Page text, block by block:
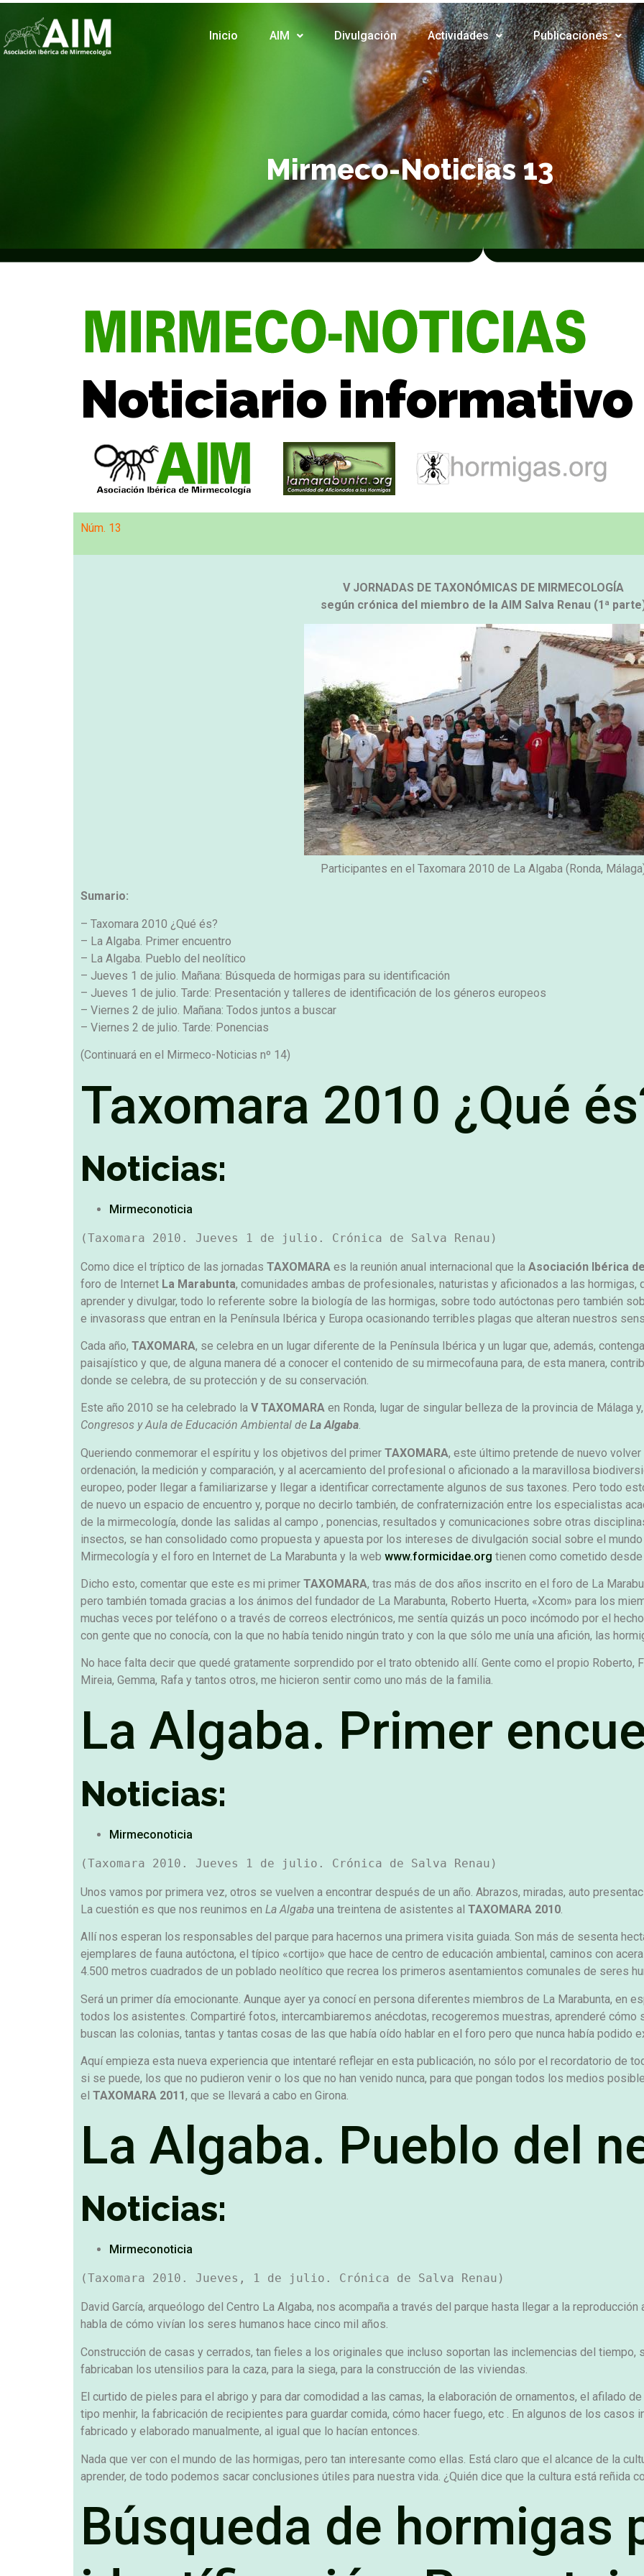
Inicio AIM Divulgación Actividades Publicaciones
Mirmeco-Noticias 13
Noticiario informativo
Núm. 13
V JORNADAS DE TAXONÓMICAS DE MIRMECOLOGÍA
según crónica del miembro de la AIM Salva Renau (1ª
Participantes en el Taxomara 2010 de La Algaba (Ronda,
Sumario:
– Taxomara 2010 ¿Qué és?
– La Algaba. Primer encuentro
– La Algaba. Pueblo del neolítico
– Jueves 1 de julio. Mañana: Búsqueda de hormigas para su identificación
– Jueves 1 de julio. Tarde: Presentación y talleres de identificación de los géneros europeos
– Viernes 2 de julio. Mañana: Todos juntos a buscar
– Viernes 2 de julio. Tarde: Ponencias
(Continuará en el Mirmeco-Noticias nº 14)
Taxomara 2010 ¿Qué
Noticias:
Mirmeconoticia
Como dice el tríptico de las jornadas TAXOMARA es la reunión anual internacional que la Asociación Ibérica
foro de Internet La Marabunta, comunidades ambas de profesionales, naturistas y aficionados a las hormigas,
aprender y divulgar, todo lo referente sobre la biología de las hormigas, sobre todo autóctonas pero también
e invasorass que entran en la Península Ibérica y Europa ocasionando terribles plagas que alteran nuestros
Cada año, TAXOMARA, se celebra en un lugar diferente de la Península Ibérica y un lugar que, además,
paisajístico y que, de alguna manera dé a conocer el contenido de su mirmecofauna para, de esta manera,
donde se celebra, de su protección y de su conservación.
Este año 2010 se ha celebrado la V TAXOMARA en Ronda, lugar de singular belleza de la provincia de Málaga
Congresos y Aula de Educación Ambiental de La Algaba.
Queriendo conmemorar el espíritu y los objetivos del primer TAXOMARA, este último pretende de nuevo
ordenación, la medición y comparación, y al acercamiento del profesional o aficionado a la maravillosa
europeo, poder llegar a familiarizarse y llegar a identificar correctamente algunos de sus taxones. Pero todo
de nuevo un espacio de encuentro y, porque no decirlo también, de confraternización entre los especialistas
de la mirmecología, donde las salidas al campo , ponencias, resultados y comunicaciones sobre otras
insectos, se han consolidado como propuesta y apuesta por los intereses de divulgación social sobre el
Mirmecología y el foro en Internet de La Marabunta y la web www.formicidae.org tienen como cometido
Dicho esto, comentar que este es mi primer TAXOMARA, tras más de dos años inscrito en el foro de La
pero también tomada gracias a los ánimos del fundador de La Marabunta, Roberto Huerta, «Xcom» para los
muchas veces por teléfono o a través de correos electrónicos, me sentía quizás un poco incómodo por el
con gente que no conocía, con la que no había tenido ningún trato y con la que sólo me unía una afición, las
No hace falta decir que quedé gratamente sorprendido por el trato obtenido allí. Gente como el propio Roberto,
Mireia, Gemma, Rafa y tantos otros, me hicieron sentir como uno más de la familia.
La Algaba. Primer
Noticias:
Mirmeconoticia
(Taxomara 2010. Jueves 1 de julio. Crónica de Salva Renau)
Unos vamos por primera vez, otros se vuelven a encontrar después de un año. Abrazos, miradas, auto
La cuestión es que nos reunimos en La Algaba una treintena de asistentes al TAXOMARA 2010.
Allí nos esperan los responsables del parque para hacernos una primera visita guiada. Son más de sesenta
ejemplares de fauna autóctona, el típico «cortijo» que hace de centro de educación ambiental, caminos con
4.500 metros cuadrados de un poblado neolítico que recrea los primeros asentamientos comunales de seres
Será un primer día emocionante. Aunque ayer ya conocí en persona diferentes miembros de La Marabunta, en
todos los asistentes. Compartiré fotos, intercambiaremos anécdotas, recogeremos muestras, aprenderé cómo
buscan las colonias, tantas y tantas cosas de las que había oído hablar en el foro pero que nunca había podido
Aquí empieza esta nueva experiencia que intentaré reflejar en esta publicación, no sólo por el recordatorio de
si se puede, los que no pudieron venir o los que no han venido nunca, para que pongan todos los medios
el TAXOMARA 2011, que se llevará a cabo en Girona.
La Algaba. Pueblo del
Noticias:
Mirmeconoticia
David García, arqueólogo del Centro La Algaba, nos acompaña a través del parque hasta llegar a la
habla de cómo vivían los seres humanos hace cinco mil años.
Construcción de casas y cerrados, tan fieles a los originales que incluso soportan las inclemencias del
fabricaban los utensilios para la caza, para la siega, para la construcción de las viviendas.
El curtido de pieles para el abrigo y para dar comodidad a las camas, la elaboración de ornamentos, el afilado
tipo menhir, la fabricación de recipientes para guardar comida, cómo hacer fuego, etc . En algunos de los casos
fabricado y elaborado manualmente, al igual que lo hacían entonces.
Nada que ver con el mundo de las hormigas, pero tan interesante como ellas. Está claro que el alcance de la
aprender, de todo podemos sacar conclusiones útiles para nuestra vida. ¿Quién dice que la cultura está reñida
Búsqueda de hormigas